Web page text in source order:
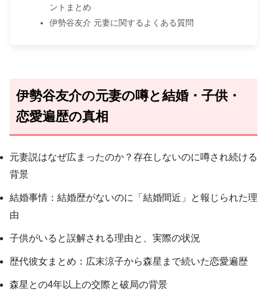
ントまとめ
伊勢谷友介 元妻に関するよくある質問
伊勢谷友介の元妻の噂と結婚・子供・
恋愛遍歴の真相
元妻説はなぜ広まったのか？存在しないのに噂され続ける
背景
結婚事情：結婚歴がないのに「結婚間近」と報じられた理
由
子供がいると誤解される理由と、実際の状況
歴代彼女まとめ：広末涼子から森星まで続いた恋愛遍歴
森星との4年以上の交際と破局の背景